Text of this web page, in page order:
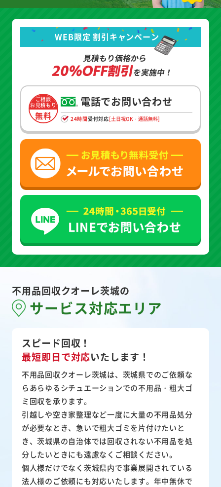
WEB限定 割引キャンペーン
見積もり価格から
20%OFF割引を実施中！
ご相談
お見積もり
無料
電話でお問い合わせ
24時間受付対応[土日祝OK・通話無料]
不用品回収クオーレ茨城の
サービス対応エリア
スピード回収！
最短即日で対応いたします！
不用品回収クオーレ茨城は、茨城県でのご依頼な
らあらゆるシチュエーションでの不用品・粗大ゴ
ミ回収を承ります。
引越しや空き家整理など一度に大量の不用品処分
が必要なとき、急いで粗大ゴミを片付けたいと
き、茨城県の自治体では回収されない不用品を処
分したいときにも遠慮なくご相談ください。
個人様だけでなく茨城県内で事業展開されている
法人様のご依頼にも対応いたします。年中無休で